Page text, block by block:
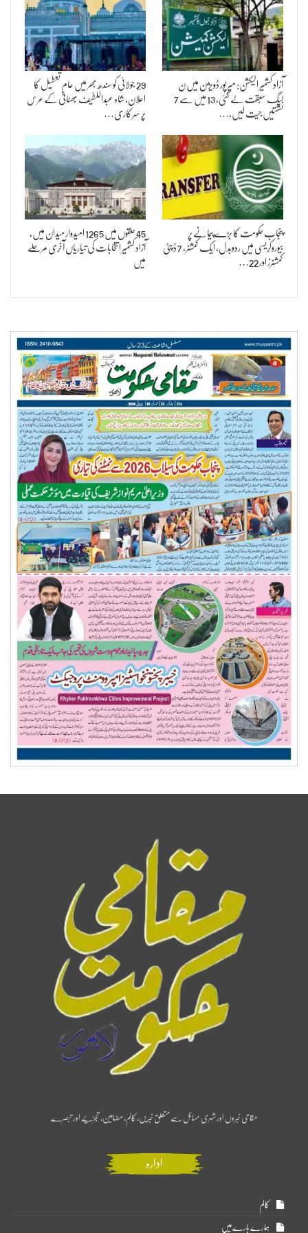
آزاد کشمیر الیکشن: میرپور ڈویژن میں ن
لیگ سبقت لے گئی، 13 میں سے 7
نشستیں جیت لیں،…
29 جولائی کو سندھ بھر میں عام تعطیل کا
اعلان، شاہ عبداللطیف بھٹائیؒ کے عرس
پر سرکاری…
پنجاب حکومت کا بڑے پیمانے پر
بیوروکریسی میں ردوبدل، ایک کمشنر، 7 ڈپٹی
کمشنرز اور 22…
45 حلقوں میں 1265 امیدوار میدان میں،
آزاد کشمیر انتخابات کی تیاریاں آخری مرحلے
میں
مقامی خبروں اور شہری مسائل سے متعلق خبریں، کالم، مضامین، تجزیے اور تبصرے
ادارہ
کالم
ہمارے بارے میں